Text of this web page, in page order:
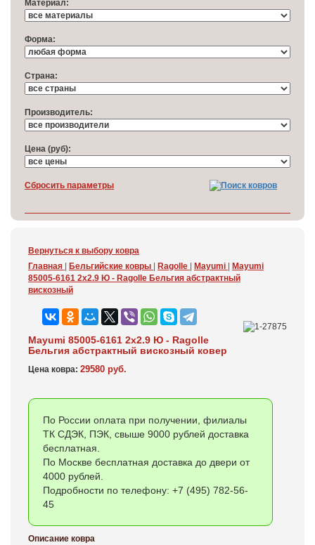
Материал:
Форма:
Cтрана:
Производитель:
Цена (руб):
Cбросить параметры
Вернуться к выбору ковра
Главная
Бельгийские ковры Ragolle Mayumi
Mayumi
85005-6161 2x2.9 Ю - Ragolle Бельгия абстрактный
вискозный
Mayumi 85005-6161 2x2.9 Ю - Ragolle
Бельгия абстрактный вискозный ковер
Цена ковра: 29580 руб.
По России оплата при получении, филиалы
ТК СДЭК, ПЭК, свыше 9000 рублей доставка
бесплатная.
По Москве бесплатная доставка до двери от
4000 рублей.
Подробности по телефону: +7 (495) 782-56-
45
Описание ковра